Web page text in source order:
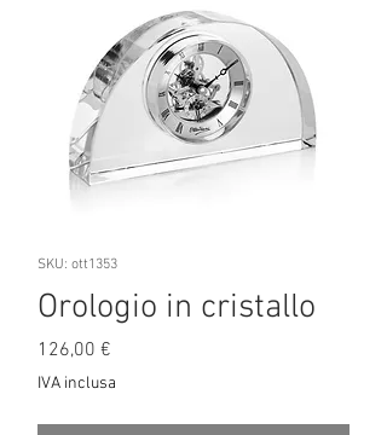
SKU: ott1353
Orologio in cristallo
126,00 €
IVA inclusa